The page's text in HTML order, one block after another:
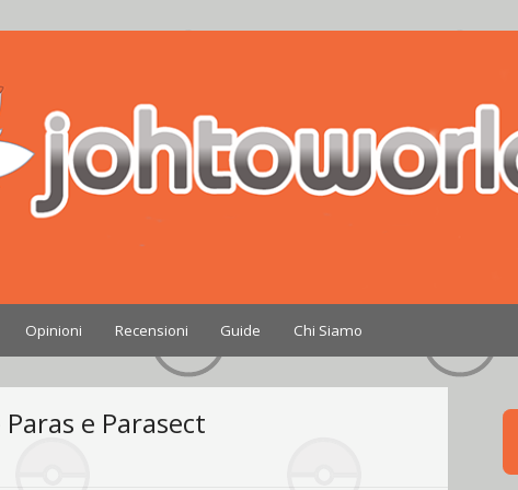
Opinioni Recensioni Guide Chi Siamo
e Parasect